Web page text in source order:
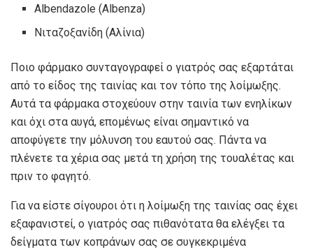
Albendazole (Albenza)
Νιταζοξανίδη (Αλίνια)
Ποιο φάρμακο συνταγογραφεί ο γιατρός σας εξαρτάται
από το είδος της ταινίας και τον τόπο της λοίμωξης.
Αυτά τα φάρμακα στοχεύουν στην ταινία των ενηλίκων
και όχι στα αυγά, επομένως είναι σημαντικό να
αποφύγετε την μόλυνση του εαυτού σας. Πάντα να
πλένετε τα χέρια σας μετά τη χρήση της τουαλέτας και
πριν το φαγητό.
Για να είστε σίγουροι ότι η λοίμωξη της ταινίας σας έχει
εξαφανιστεί, ο γιατρός σας πιθανότατα θα ελέγξει τα
δείγματα των κοπράνων σας σε συγκεκριμένα